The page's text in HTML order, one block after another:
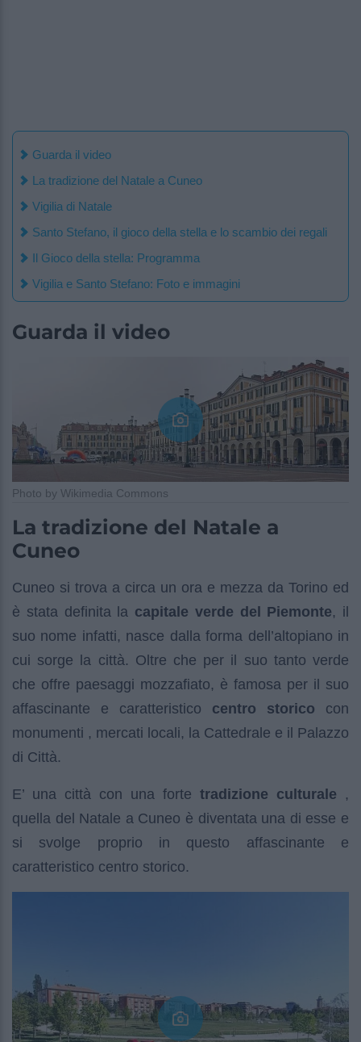
Guarda il video
La tradizione del Natale a Cuneo
Vigilia di Natale
Santo Stefano, il gioco della stella e lo scambio dei regali
Il Gioco della stella: Programma
Vigilia e Santo Stefano: Foto e immagini
Guarda il video
Photo by Wikimedia Commons
La tradizione del Natale a
Cuneo
Cuneo si trova a circa un ora e mezza da Torino ed
è stata definita la capitale verde del Piemonte, il
suo nome infatti, nasce dalla forma dell’altopiano in
cui sorge la città. Oltre che per il suo tanto verde
che offre paesaggi mozzafiato, è famosa per il suo
affascinante e caratteristico centro storico con
monumenti , mercati locali, la Cattedrale e il Palazzo
di Città.
E’ una città con una forte tradizione culturale ,
quella del Natale a Cuneo è diventata una di esse e
si svolge proprio in questo affascinante e
caratteristico centro storico.